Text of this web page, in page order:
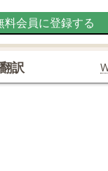
料会員に登録する
訳